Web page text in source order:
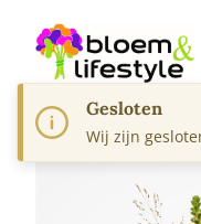
Gesloten
Wij zijn